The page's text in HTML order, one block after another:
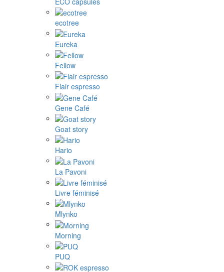
ecotree
Eureka
Fellow
Flair espresso
Gene Café
Goat story
Hario
La Pavoni
Livre féminisé
Mlynko
Morning
PUQ